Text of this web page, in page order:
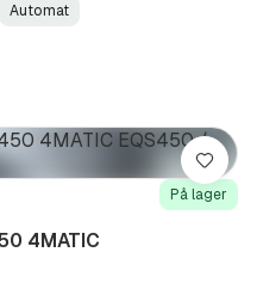
Automat
På lager
4MATIC
Lagre